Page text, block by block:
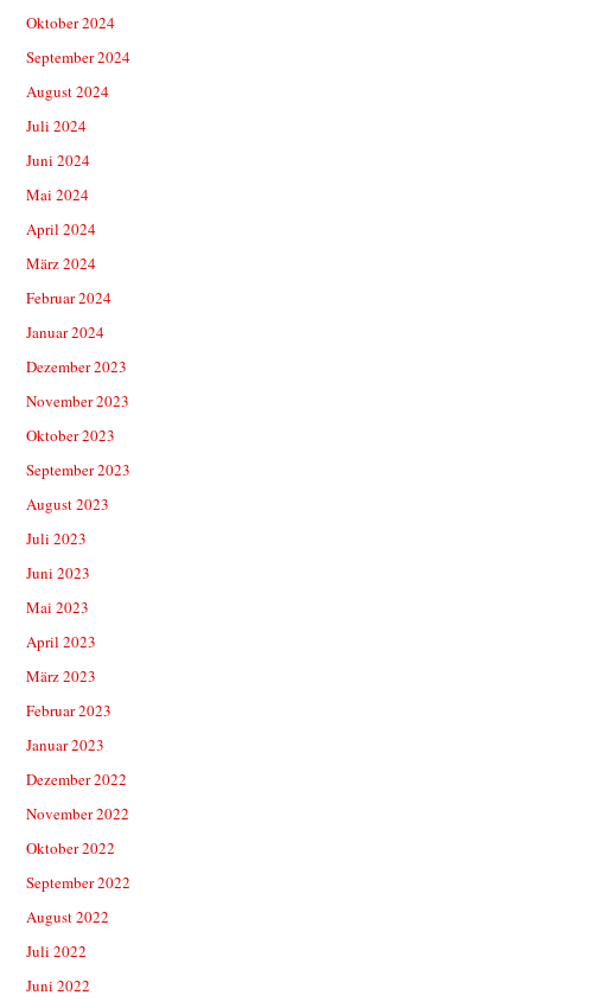
Oktober 2024
September 2024
August 2024
Juli 2024
Juni 2024
Mai 2024
April 2024
März 2024
Februar 2024
Januar 2024
Dezember 2023
November 2023
Oktober 2023
September 2023
August 2023
Juli 2023
Juni 2023
Mai 2023
April 2023
März 2023
Februar 2023
Januar 2023
Dezember 2022
November 2022
Oktober 2022
September 2022
August 2022
Juli 2022
Juni 2022